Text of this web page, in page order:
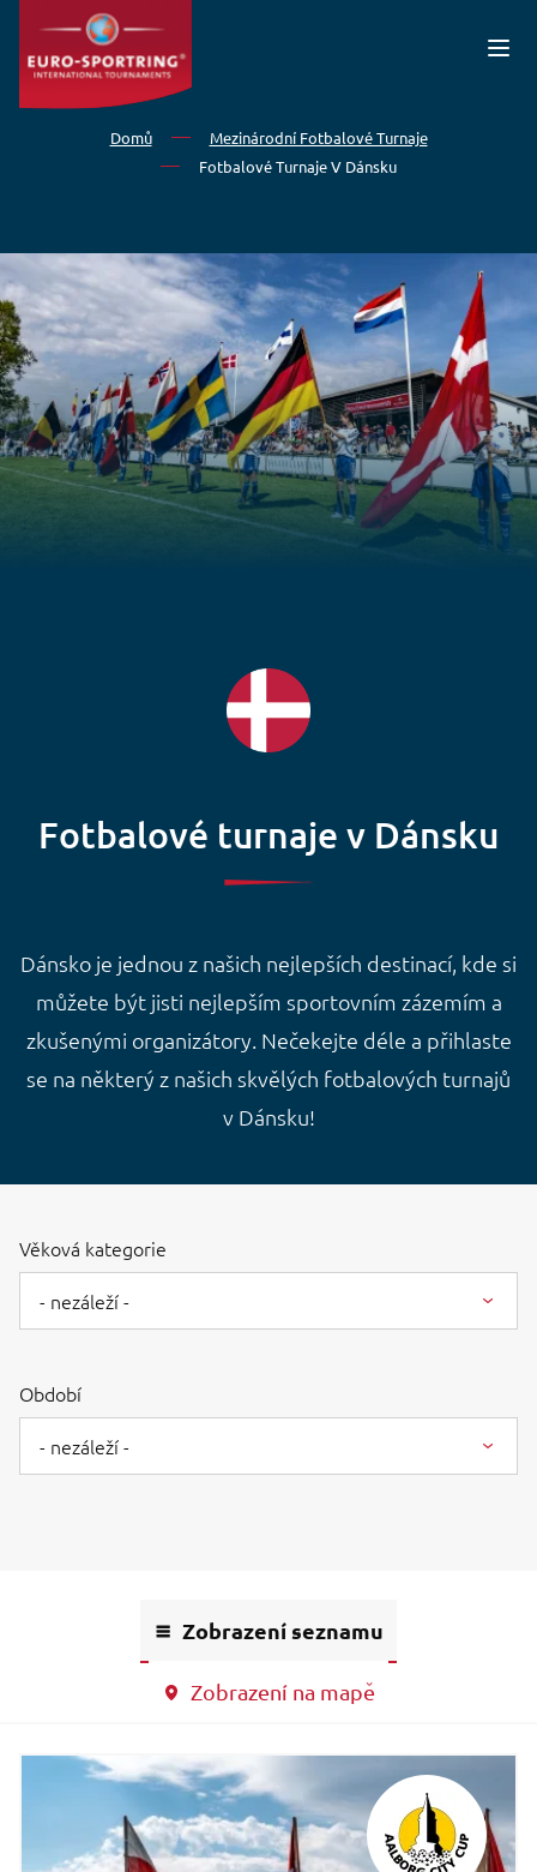
Přejít k hlavnímu obsahu
Domů
Mezinárodní Fotbalové Turnaje
Fotbalové Turnaje V Dánsku
Fotbalové turnaje v Dánsku
Dánsko je jednou z našich nejlepších destinací, kde si
můžete být jisti nejlepším sportovním zázemím a
zkušenými organizátory. Nečekejte déle a přihlaste
se na některý z našich skvělých fotbalových turnajů
v Dánsku!
Věková kategorie
- nezáleží -
Období
- nezáleží -
Zobrazení seznamu
Zobrazení na mapě